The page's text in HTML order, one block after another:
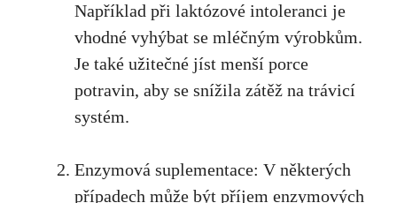
Například při laktózové intoleranci je
vhodné vyhýbat se mléčným výrobkům.
Je také užitečné jíst menší porce
potravin, aby se snížila zátěž na trávicí
systém.
Enzymová suplementace: V některých
případech může být příjem enzymových